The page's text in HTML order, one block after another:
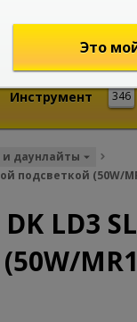
shop@mireks.ru
346
Инструмент
даунлайты
подсветкой (50W/
LD3
Это